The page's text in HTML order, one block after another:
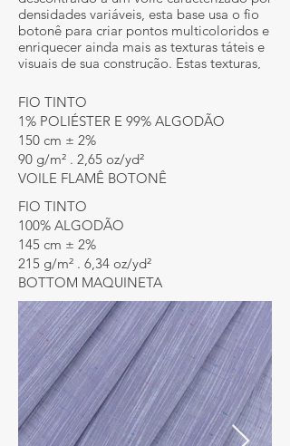
densidades variáveis, esta base usa o fio
botonê para criar pontos multicoloridos e
enriquecer ainda mais as texturas táteis e
visuais de sua construção. Estas texturas,
espessura do fio flamê, resultam em uma
equilibrada combinação de delicadeza e
rusticidade. Ideal para camisaria casual e
peças do infantil.
FIO TINTO
1% POLIÉSTER E 99% ALGODÃO
150 cm ± 2%
90 g/m² . 2,65 oz/yd²
VOILE FLAMÊ BOTONÊ
FIO TINTO
100% ALGODÃO
145 cm ± 2%
215 g/m² . 6,34 oz/yd²
BOTTOM MAQUINETA